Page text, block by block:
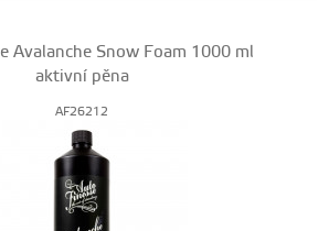
Avalanche Snow Foam 1000 ml
aktivní pěna
AF26212